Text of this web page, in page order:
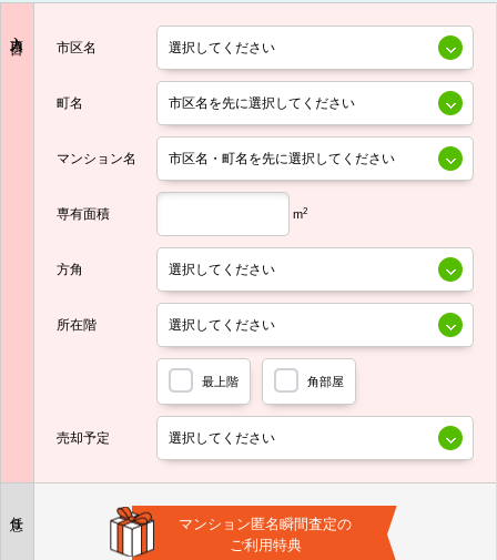
市区名
町名
マンション名
専有面積 m2
方角
所在階
最上階 角部屋
売却予定
マンション匿名瞬間査定の
ご利用特典